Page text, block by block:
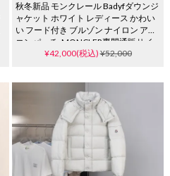
秋冬新品 モンクレール Badyfダウンジ
ャケット ホワイト レディース かわい
い フード付き ブルゾン ナイロン アイ
コンパッチ_MONCLER専門通販サイ
¥42,000(税込)¥52,000